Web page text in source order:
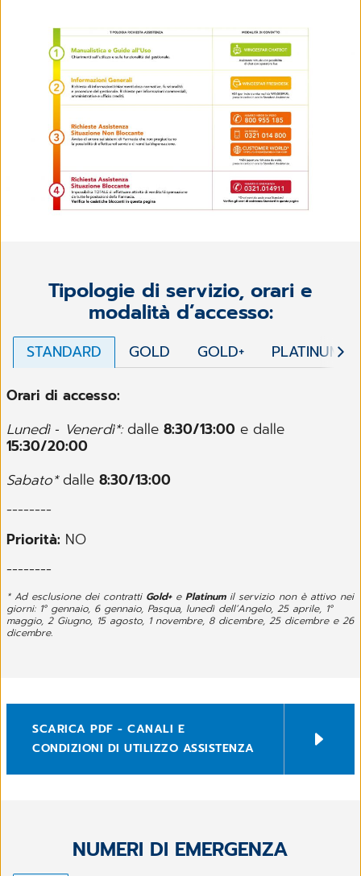
Tipologie di servizio, orari e
modalità d’accesso:
STANDARD GOLD GOLD+ PLATINUM
Orari di accesso:
Lunedì ‐ Venerdì*:dalle 8:30/13:00 e dalle
15:30/20:00
Sabato*dalle 8:30/13:00
--------
Priorità: NO
--------
* Ad esclusione dei contratti Gold+e Platinumil servizio non è attivo nei
giorni: 1° gennaio, 6 gennaio, Pasqua, lunedì dell’Angelo, 25 aprile, 1°
maggio, 2 Giugno, 15 agosto, 1 novembre, 8 dicembre, 25 dicembre e 26
dicembre.
SCARICA PDF - CANALI E
CONDIZIONI DI UTILIZZO ASSISTENZA
NUMERI DI EMERGENZA